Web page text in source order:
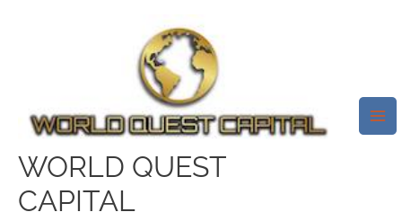
WORLD QUEST
CAPITAL
Mi Sono Iscritto Verso Gleeden,
Il Luogo Di Incontri
Extraconiugali Pensato Dalle
Donne
Leave a Comment /fling visitors